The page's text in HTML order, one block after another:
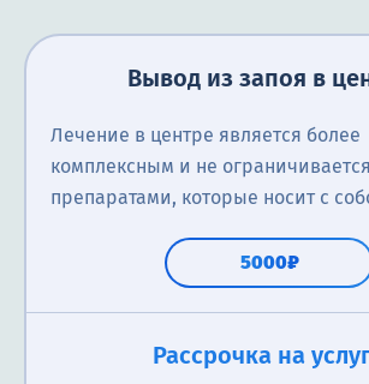
Вывод из запоя в
Лечение в центре является более
комплексным и не ограничивается
препаратами, которые носит с
5000₽
Рассрочка на